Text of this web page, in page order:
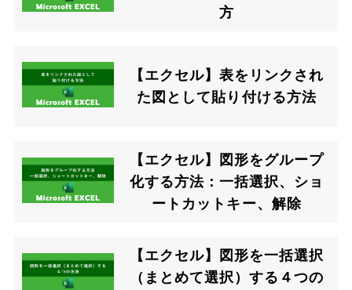
方
【エクセル】表をリンクされ
た図として貼り付ける方法
【エクセル】図形をグループ
化する方法：一括選択、ショ
ートカットキー、解除
【エクセル】図形を一括選択
（まとめて選択）する４つの